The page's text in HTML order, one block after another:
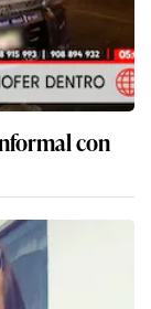
con